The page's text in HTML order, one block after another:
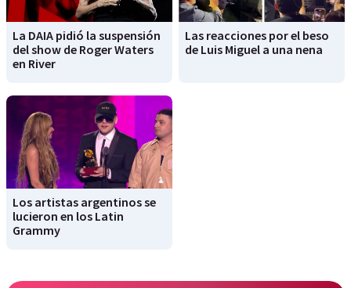
La DAIA pidió la suspensión
del show de Roger Waters
en River
Las reacciones por el beso
de Luis Miguel a una nena
Los artistas argentinos se
lucieron en los Latin
Grammy